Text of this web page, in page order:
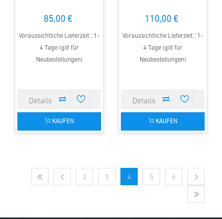
85,00 €
Voraussichtliche Lieferzeit : 1-
4 Tage (gilt für
Neubestellungen)
KAUFEN
110,00 €
Voraussichtliche Lieferzeit : 1-
4 Tage (gilt für
Neubestellungen)
KAUFEN
2 3 4 5 6